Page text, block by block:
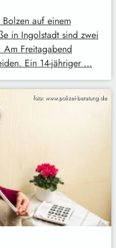
auf einem
in Ingolstadt sind zwei
Am Freitagabend
Ein 14-jähriger …
foto: www.polizei-beratung.de